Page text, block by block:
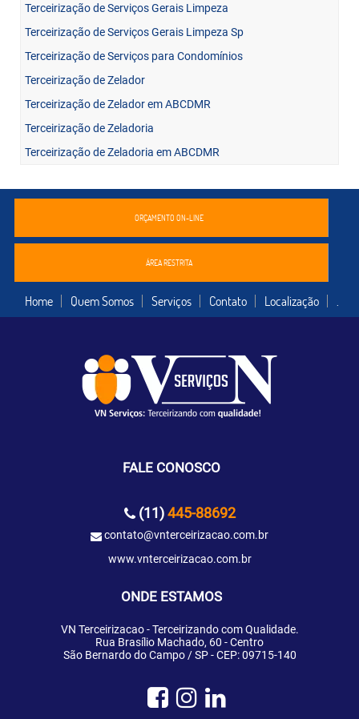
Terceirização de Serviços Gerais Limpeza
Terceirização de Serviços Gerais Limpeza Sp
Terceirização de Serviços para Condomínios
Terceirização de Zelador
Terceirização de Zelador em ABCDMR
Terceirização de Zeladoria
Terceirização de Zeladoria em ABCDMR
ORÇAMENTO ON-LINE
ÁREA RESTRITA
Home Quem Somos Serviços Contato Localização
FALE CONOSCO
(11)445-88692
contato@vnterceirizacao.com.br
www.vnterceirizacao.com.br
ONDE ESTAMOS
VN Terceirizacao - Terceirizando com Qualidade.
Rua Brasílio Machado, 60 - Centro
São Bernardo do Campo / SP - CEP: 09715-140